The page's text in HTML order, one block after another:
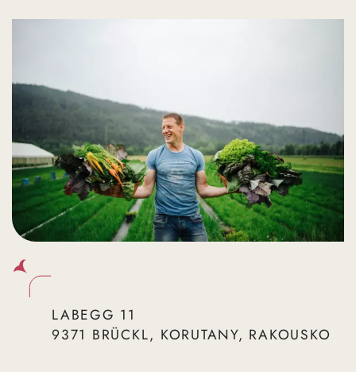
LABEGG 11
9371 BRÜCKL, KORUTANY, RAKOUSKO